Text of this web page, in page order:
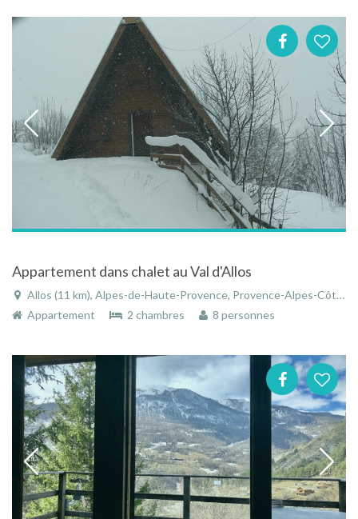
Appartement dans chalet au Val d'Allos
Allos (11 km), Alpes-de-Haute-Provence, Provence-Alpes-Côte d'Azur, France
Appartement
2 chambres 8 personnes